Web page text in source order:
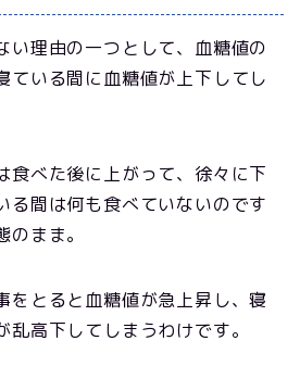
い理由の一つとして、血糖値の
ている間に血糖値が上下してし
食べた後に上がって、徐々に下
る間は何も食べていないのです
まま。
をとると血糖値が急上昇し、寝
乱高下してしまうわけです。